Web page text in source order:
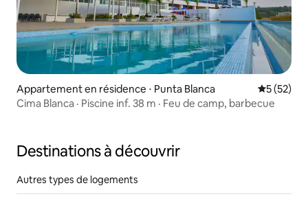
Appartement en résidence ⋅ Punta Blanca
5 (52)
Cima Blanca · Piscine inf. 38 m · Feu de camp, barbecue
Destinations à découvrir
Autres types de logements